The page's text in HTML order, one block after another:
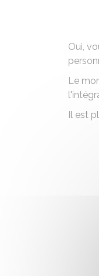
Oui,
Le
Il est